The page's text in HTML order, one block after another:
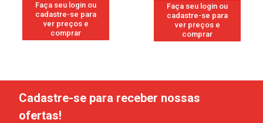
Faça seu login ou
cadastre-se para
ver preços e
comprar
Faça seu login ou
cadastre-se para
ver preços e
comprar
Cadastre-se para receber nossas
ofertas!